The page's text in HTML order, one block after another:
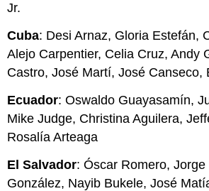
Jr.
Cuba: Desi Arnaz, Gloria Estefán,
Alejo Carpentier, Celia Cruz, Andy
Castro, José Martí, José Canseco,
Ecuador: Oswaldo Guayasamín,
Mike Judge, Christina Aguilera,
Rosalía Arteaga
El Salvador: Óscar Romero, Jorge
González, Nayib Bukele, José